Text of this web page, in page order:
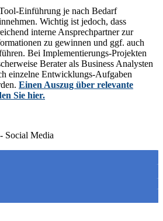
Einführung je nach Bedarf
Wichtig ist jedoch, dass
interne Ansprechpartner zur
zu gewinnen und ggf. auch
Bei Implementierungs-Projekten
Berater als Business Analysten
einzelne Entwicklungs-Aufgaben
Einen Auszug über relevante
Sie hier.
Social Media